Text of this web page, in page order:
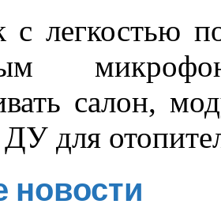
с легкостью
салон,
ДУ для
новости